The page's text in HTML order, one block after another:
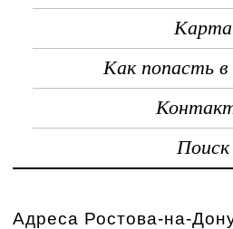
Карта
Как попасть в
Поиск
Адреса Ростова-на-